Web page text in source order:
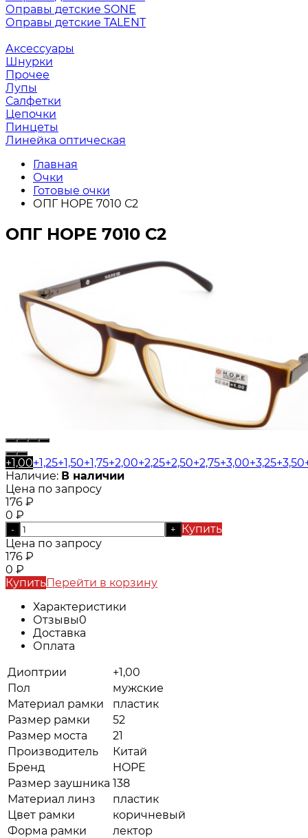
Оправы детские SONE
Оправы детские TALENT
Аксессуары
Шнурки
Прочее
Лупы
Салфетки
Цепочки
Пинцеты
Линейка оптическая
Главная
Очки
Готовые очки
ОПГ HOPE 7010 С2
ОПГ HOPE 7010 С2
+1,00+1,25+1,50+1,75+2,00+2,25+2,50+2,75+3,00+3,25+3,50
Наличие: В наличии
Цена по запросу
176 ₽
0 ₽
- +
Купить
Цена по запросу
176 ₽
0 ₽
КупитьПерейти в корзину
Характеристики
Отзывы0
Доставка
Оплата
Диоптрии
+1,00
Пол
мужские
Материал рамки
пластик
Размер рамки
52
Размер моста
21
Производитель
Китай
Бренд
HOPE
Размер заушника 138
Материал линз
пластик
Цвет рамки
коричневый
Форма рамки
лектор